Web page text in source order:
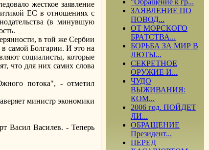
жесткое заявление
ЕС в отношениях с
(в минувшую
в той же Сербии
самой Болгарии. И это на
социалисты, которые
что для них самих слова
потока", - отметил
министр экономики
Васил Василев. - Теперь
"Обращение к гр...
ЗАЯВЛЕНИЕ ПО
ПОВОД...
ОТ МОРСКОГО
БРАТСТВА...
БОРЬБА ЗА МИР В
ЛЮТЫ...
СЕКРЕТНОЕ
ОРУЖИЕ И...
ЧУДО
ВЫЖИВАНИЯ:
КОМ...
2006 год. ПОЙДЕТ
ЛИ...
ОБРАЩЕНИЕ
Президент...
ПЕРЕД